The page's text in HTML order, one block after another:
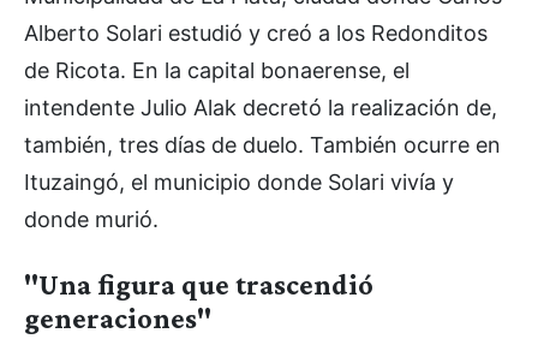
Alberto Solari estudió y creó a los Redonditos
de Ricota. En la capital bonaerense, el
intendente Julio Alak decretó la realización de,
también, tres días de duelo. También ocurre en
Ituzaingó, el municipio donde Solari vivía y
donde murió.
"Una figura que trascendió
generaciones"